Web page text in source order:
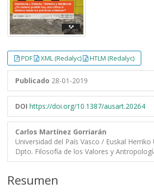
PDF XML (Redalyc) HTLM (Redalyc)
Publicado 28-01-2019
DOI https://doi.org/10.1387/ausart.20264
Carlos Martínez Gorriarán
Universidad del País Vasco / Euskal
Dpto. Filosofía de los Valores y
Resumen